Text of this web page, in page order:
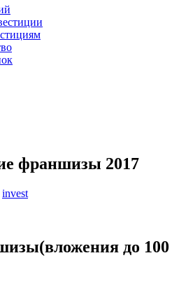
франшизы 2017
invest
до 100